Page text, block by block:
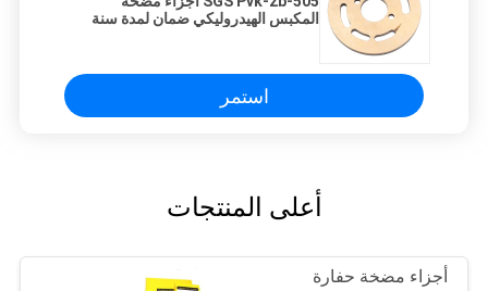
المكبس الهيدروليكي ضمان لمدة سنة
استمر
أعلى المنتجات
أجزاء مضخة حفارة